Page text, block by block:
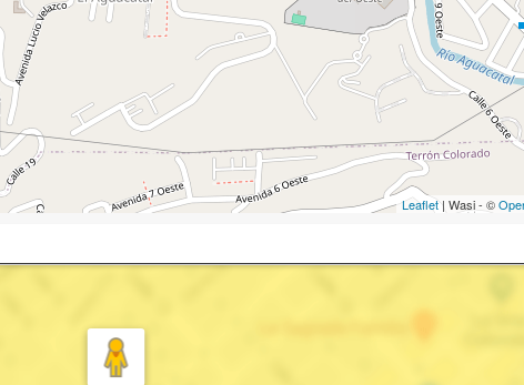
Leaflet| Wasi - ©